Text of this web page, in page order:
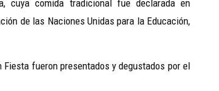
cuya comida tradicional fue declarada en
de las Naciones Unidas para la Educación,
fueron presentados y degustados por el